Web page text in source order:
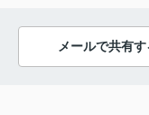
メールで共有す